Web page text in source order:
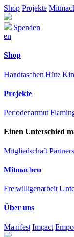
Shop Projekte
Spenden
en
Shop
Handtaschen Hüte
Projekte
Periodenarmut
Einen Unterschied
Mitgliedschaft
Mitmachen
Freiwilligenarbeit
Über uns
Manifest Impact